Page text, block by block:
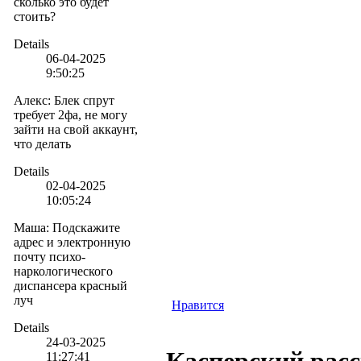
стоить?
Details
06-04-2025
9:50:25
Алекс: Блек спрут
требует 2фа, не могу
зайти на свой аккаунт,
что делать
Details
02-04-2025
10:05:24
Маша: Подскажите
адрес и электронную
почту психо-
наркологического
диспансера красный
луч
Details
24-03-2025
11:27:41
Нравится